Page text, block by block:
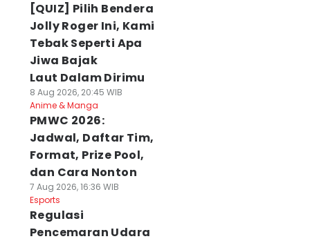
[QUIZ] Pilih Bendera
Jolly Roger Ini, Kami
Tebak Seperti Apa
Jiwa Bajak
Laut Dalam Dirimu
8 Aug 2026, 20:45 WIB
Anime & Manga
PMWC 2026:
Jadwal, Daftar Tim,
Format, Prize Pool,
dan Cara Nonton
7 Aug 2026, 16:36 WIB
Esports
Regulasi
Pencemaran Udara